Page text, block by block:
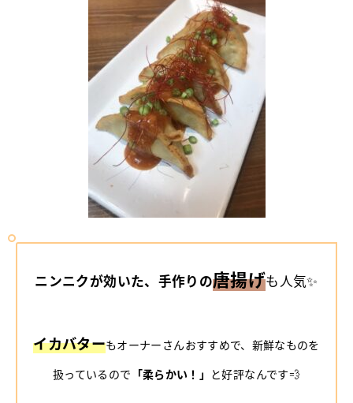
ニンニクが効いた、手作りの唐揚げも人気✨
イカバターもオーナーさんおすすめで、新鮮なものを
扱っているので 「柔らかい！」 と好評なんです💨